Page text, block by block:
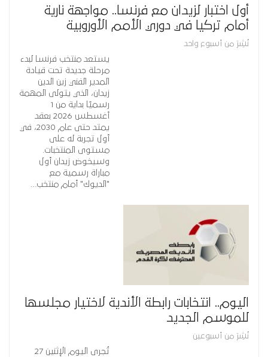
أول اختبار لزيدان مع فرنسا.. مواجهة نارية
أمام تركيا في دوري الأمم الأوروبية
نُشِرَ من أسبوع واحد
يستعد منتخب فرنسا لبدء
مرحلة جديدة تحت قيادة
المدير الفني زين الدين
زيدان، الذي يتولى المهمة
رسميًا بداية من 1
أغسطس 2026 بعقد
يمتد حتى عام 2030، في
أول تجربة له على
مستوى المنتخبات.
وسيخوض زيدان أول
مباراة رسمية مع
"الديوك" أمام منتخب…
اليوم.. انتخابات رابطة الأندية لاختيار مجلسها
للموسم الجديد
نُشِرَ من أسبوعين
تُجرى اليوم الإثنين 27